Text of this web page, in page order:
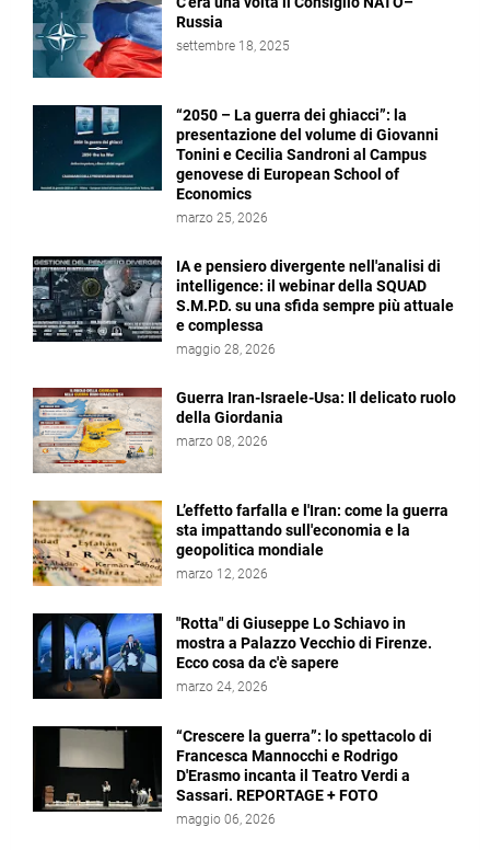
Russia
settembre 18, 2025
“2050 – La guerra dei ghiacci”: la
presentazione del volume di Giovanni
Tonini e Cecilia Sandroni al Campus
genovese di European School of
Economics
marzo 25, 2026
IA e pensiero divergente nell'analisi di
intelligence: il webinar della SQUAD
S.M.P.D. su una sfida sempre più attuale
e complessa
maggio 28, 2026
Guerra Iran-Israele-Usa: Il delicato ruolo
della Giordania
marzo 08, 2026
L’effetto farfalla e l'Iran: come la guerra
sta impattando sull'economia e la
geopolitica mondiale
marzo 12, 2026
"Rotta" di Giuseppe Lo Schiavo in
mostra a Palazzo Vecchio di Firenze.
Ecco cosa da c'è sapere
marzo 24, 2026
“Crescere la guerra”: lo spettacolo di
Francesca Mannocchi e Rodrigo
D'Erasmo incanta il Teatro Verdi a
Sassari. REPORTAGE + FOTO
maggio 06, 2026